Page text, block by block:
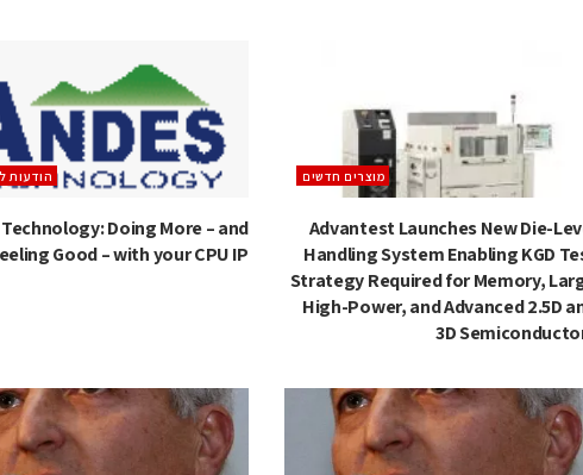
מוצרים חדשים
Advantest Launches New Die-
Handling System Enabling KGD
Strategy Required for Memory,
High-Power, and Advanced 2.5D
3D
הודעות
Doing More – and
Good – with your CPU IP